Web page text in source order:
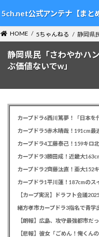
ン
テ
ン
ツ
ビ
ゲ
ー
シ
5ch.net公式アンテナ【まと
HOME 5ちゃんねる 静岡県
静岡県民「さわやかハ
ぶ価値ないでw」
カープドラ4工藤泰己！159キロ
カープドラ2齊藤汰直！亜大152
【カープ実況】ドラフト会議
【朗報】広島、攻守最強都市だ